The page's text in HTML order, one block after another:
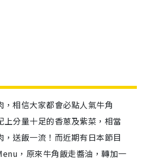
，相信大家都會必點人氣牛角
上分量十足的香蔥及紫菜，相當
，送飯一流！而近期有日本節目
，原來牛角飯走醬油，轉加一